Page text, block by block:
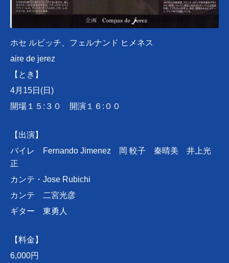
ホセ ルビッチ、フェルナンド ヒメネス
aire de jerez
【とき】
4月15日(日)
開場１５:３０ 開演１６:００
【出演】
バイレ Fernando Jimenez
岡 較子 秦晴美 井上光
正
カンテ・Jose Rubichi
カンテ 二宮光彦
ギター 東勇人
【料金】
6,000円